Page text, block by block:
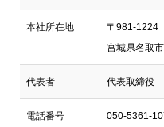
本社所在地
〒981-1224
宮城県名取
代表者 代表取締
電話番号 050-5361-